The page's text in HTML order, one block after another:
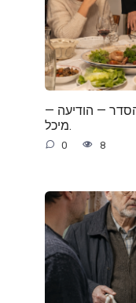
— אמא, יוסי לא יישב איתנו בליל הסדר — הודיעה
מיכל.
0 8